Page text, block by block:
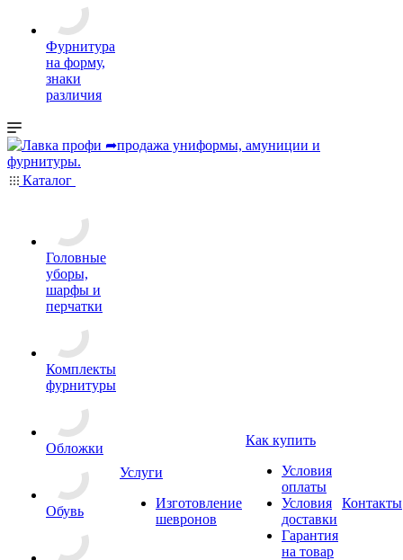
Фурнитура
на форму,
знаки
различия
Каталог
Головные
уборы,
шарфы и
перчатки
Комплекты
фурнитуры
Обложки
Обувь
Услуги
Изготовление
шевронов
Как купить
Условия
оплаты
Условия
доставки
Гарантия
на товар
Контакты